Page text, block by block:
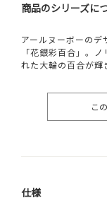
商品のシリーズに
アールヌーボーのデ
「花銀彩百合」。
れた大輪の百合が輝
こ
仕様